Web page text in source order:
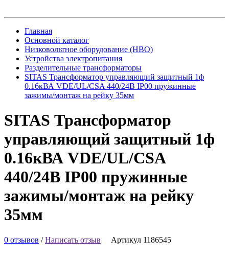
Главная
Основной каталог
Низковольтное оборудование (НВО)
Устройства электропитания
Разделительные трансформаторы
SITAS Трансформатор управляющий защитный 1ф
0.16кВА VDE/UL/CSA 440/24В IP00 пружинные
зажимы/монтаж на рейку 35мм
SITAS Трансформатор
управляющий защитный 1ф
0.16кВА VDE/UL/CSA
440/24В IP00 пружинные
зажимы/монтаж на рейку
35мм
0 отзывов /Написать отзыв Артикул 1186545